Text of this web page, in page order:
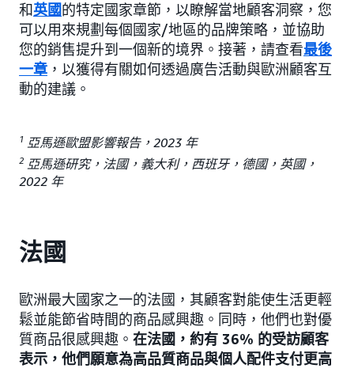
和英國的特定國家章節，以瞭解當地顧客洞察，您
可以用來規劃每個國家/地區的品牌策略，並協助
您的銷售提升到一個新的境界。接著，請查看最後
一章 ，以獲得有關如何透過廣告活動與歐洲顧客互
動的建議。
1 亞馬遜歐盟影響報告，2023 年
2 亞馬遜研究，法國，義大利，西班牙，德國，英國，
2022 年
法國
歐洲最大國家之一的法國，其顧客對能使生活更輕
鬆並能節省時間的商品感興趣。同時，他們也對優
質商品很感興趣。 在法國，約有 36% 的受訪顧客
表示，他們願意為高品質商品與個人配件支付更高